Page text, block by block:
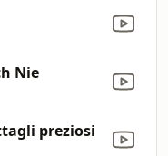
Nie
preziosi